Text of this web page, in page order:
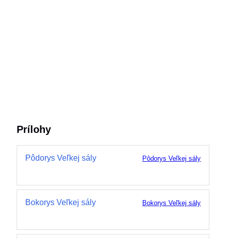
Prílohy
Pôdorys Veľkej sály Pôdorys Veľkej sály
Bokorys Veľkej sály Bokorys Veľkej sály